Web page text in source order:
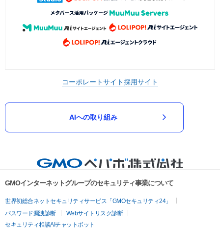
コーポレートサイト採用サイト
AIへの取り組み
GMOインターネットグループのセキュリティ事業について
世界初総合ネットセキュリティサービス「GMOセキュリティ24」
パスワード漏洩診断
Webサイトリスク診断
セキュリティ相談AIチャットボット